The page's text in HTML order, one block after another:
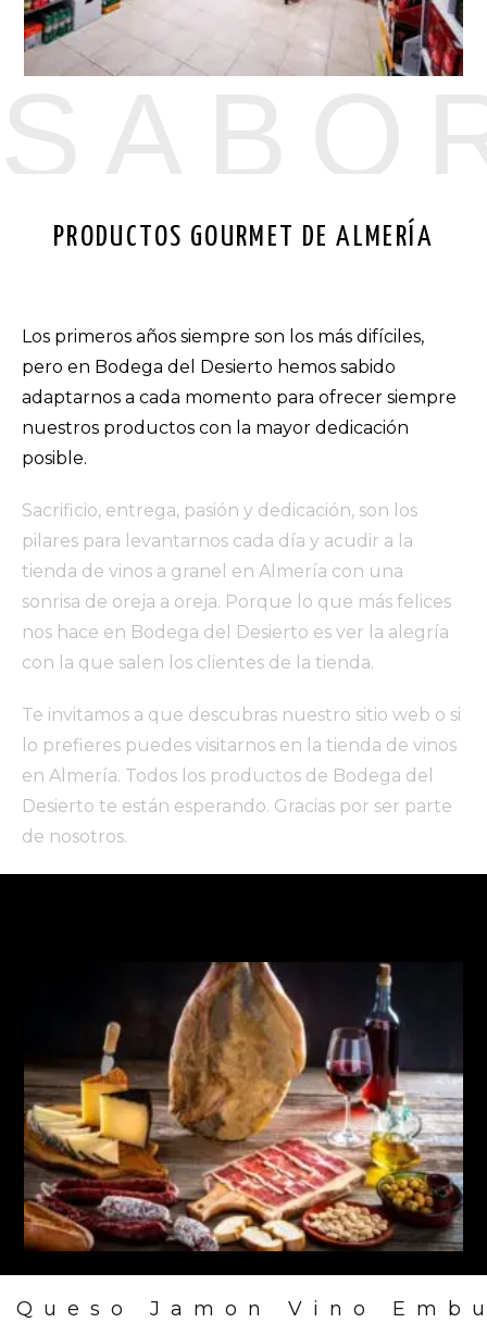
PRODUCTOS GOURMET DE ALMERÍA
Los primeros años siempre son los más difíciles,
pero en Bodega del Desierto hemos sabido
adaptarnos a cada momento para ofrecer siempre
nuestros productos con la mayor dedicación
posible.
Sacrificio, entrega, pasión y dedicación, son los
pilares para levantarnos cada día y acudir a la
tienda de vinos a granel en Almería con una
sonrisa de oreja a oreja. Porque lo que más felices
nos hace en Bodega del Desierto es ver la alegría
con la que salen los clientes de la tienda.
Te invitamos a que descubras nuestro sitio web o si
lo prefieres puedes visitarnos en la tienda de vinos
en Almería. Todos los productos de Bodega del
Desierto te están esperando. Gracias por ser parte
de nosotros.
Queso Jamon Vino